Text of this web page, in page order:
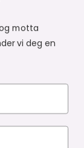
motta
vi deg en